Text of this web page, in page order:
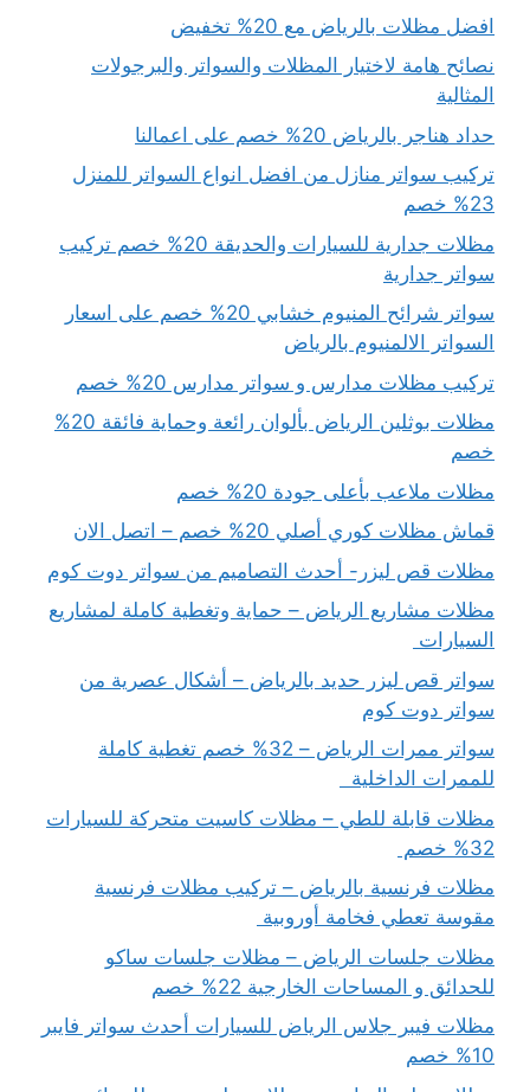
افضل مظلات بالرياض مع 20% تخفيض
نصائح هامة لاختيار المظلات والسواتر والبرجولات
المثالية
حداد هناجر بالرياض 20% خصم على اعمالنا
تركيب سواتر منازل من افضل انواع السواتر للمنزل
23% خصم
مظلات جدارية للسيارات والحديقة 20% خصم تركيب
سواتر جدارية
سواتر شرائح المنيوم خشابي 20% خصم على اسعار
السواتر الالمنيوم بالرياض
تركيب مظلات مدارس و سواتر مدارس 20% خصم
مظلات بوثلين الرياض بألوان رائعة وحماية فائقة 20%
خصم
مظلات ملاعب بأعلى جودة 20% خصم
قماش مظلات كوري أصلي 20% خصم – اتصل الان
مظلات قص ليزر- أحدث التصاميم من سواتر دوت كوم
مظلات مشاريع الرياض – حماية وتغطية كاملة لمشاريع
السيارات
سواتر قص ليزر حديد بالرياض – أشكال عصرية من
سواتر دوت كوم
سواتر ممرات الرياض – 32% خصم تغطية كاملة
للممرات الداخلية
مظلات قابلة للطي – مظلات كاسيت متحركة للسيارات
32% خصم
مظلات فرنسية بالرياض – تركيب مظلات فرنسية
مقوسة تعطي فخامة أوروبية
مظلات جلسات الرياض – مظلات جلسات ساكو
للحدائق و المساحات الخارجية 22% خصم
مظلات فيبر جلاس الرياض للسيارات أحدث سواتر فايبر
10% خصم